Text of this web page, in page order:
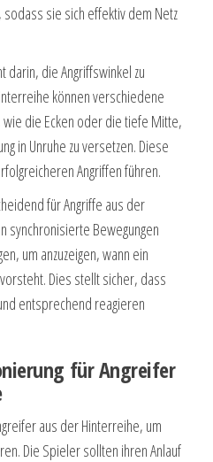
sodass sie sich effektiv dem Netz
die Angriffswinkel zu
können verschiedene
die Ecken oder die tiefe Mitte,
in Unruhe zu versetzen. Diese
Angriffen führen.
für Angriffe aus der
synchronisierte Bewegungen
um anzuzeigen, wann ein
Dies stellt sicher, dass
entsprechend reagieren
für Angreifer
aus der Hinterreihe, um
Die Spieler sollten ihren Anlauf